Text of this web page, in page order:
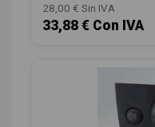
28,00 € Sin IVA
33,88 € Con IVA